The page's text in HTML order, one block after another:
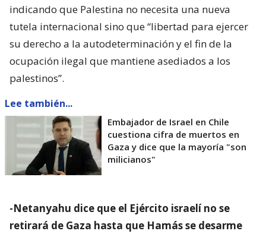
indicando que Palestina no necesita una nueva
tutela internacional sino que “libertad para ejercer
su derecho a la autodeterminación y el fin de la
ocupación ilegal que mantiene asediados a los
palestinos”.
Lee también...
Embajador de Israel en Chile
cuestiona cifra de muertos en
Gaza y dice que la mayoría "son
milicianos"
-Netanyahu dice que el Ejército israelí no se
retirará de Gaza hasta que Hamás se desarme